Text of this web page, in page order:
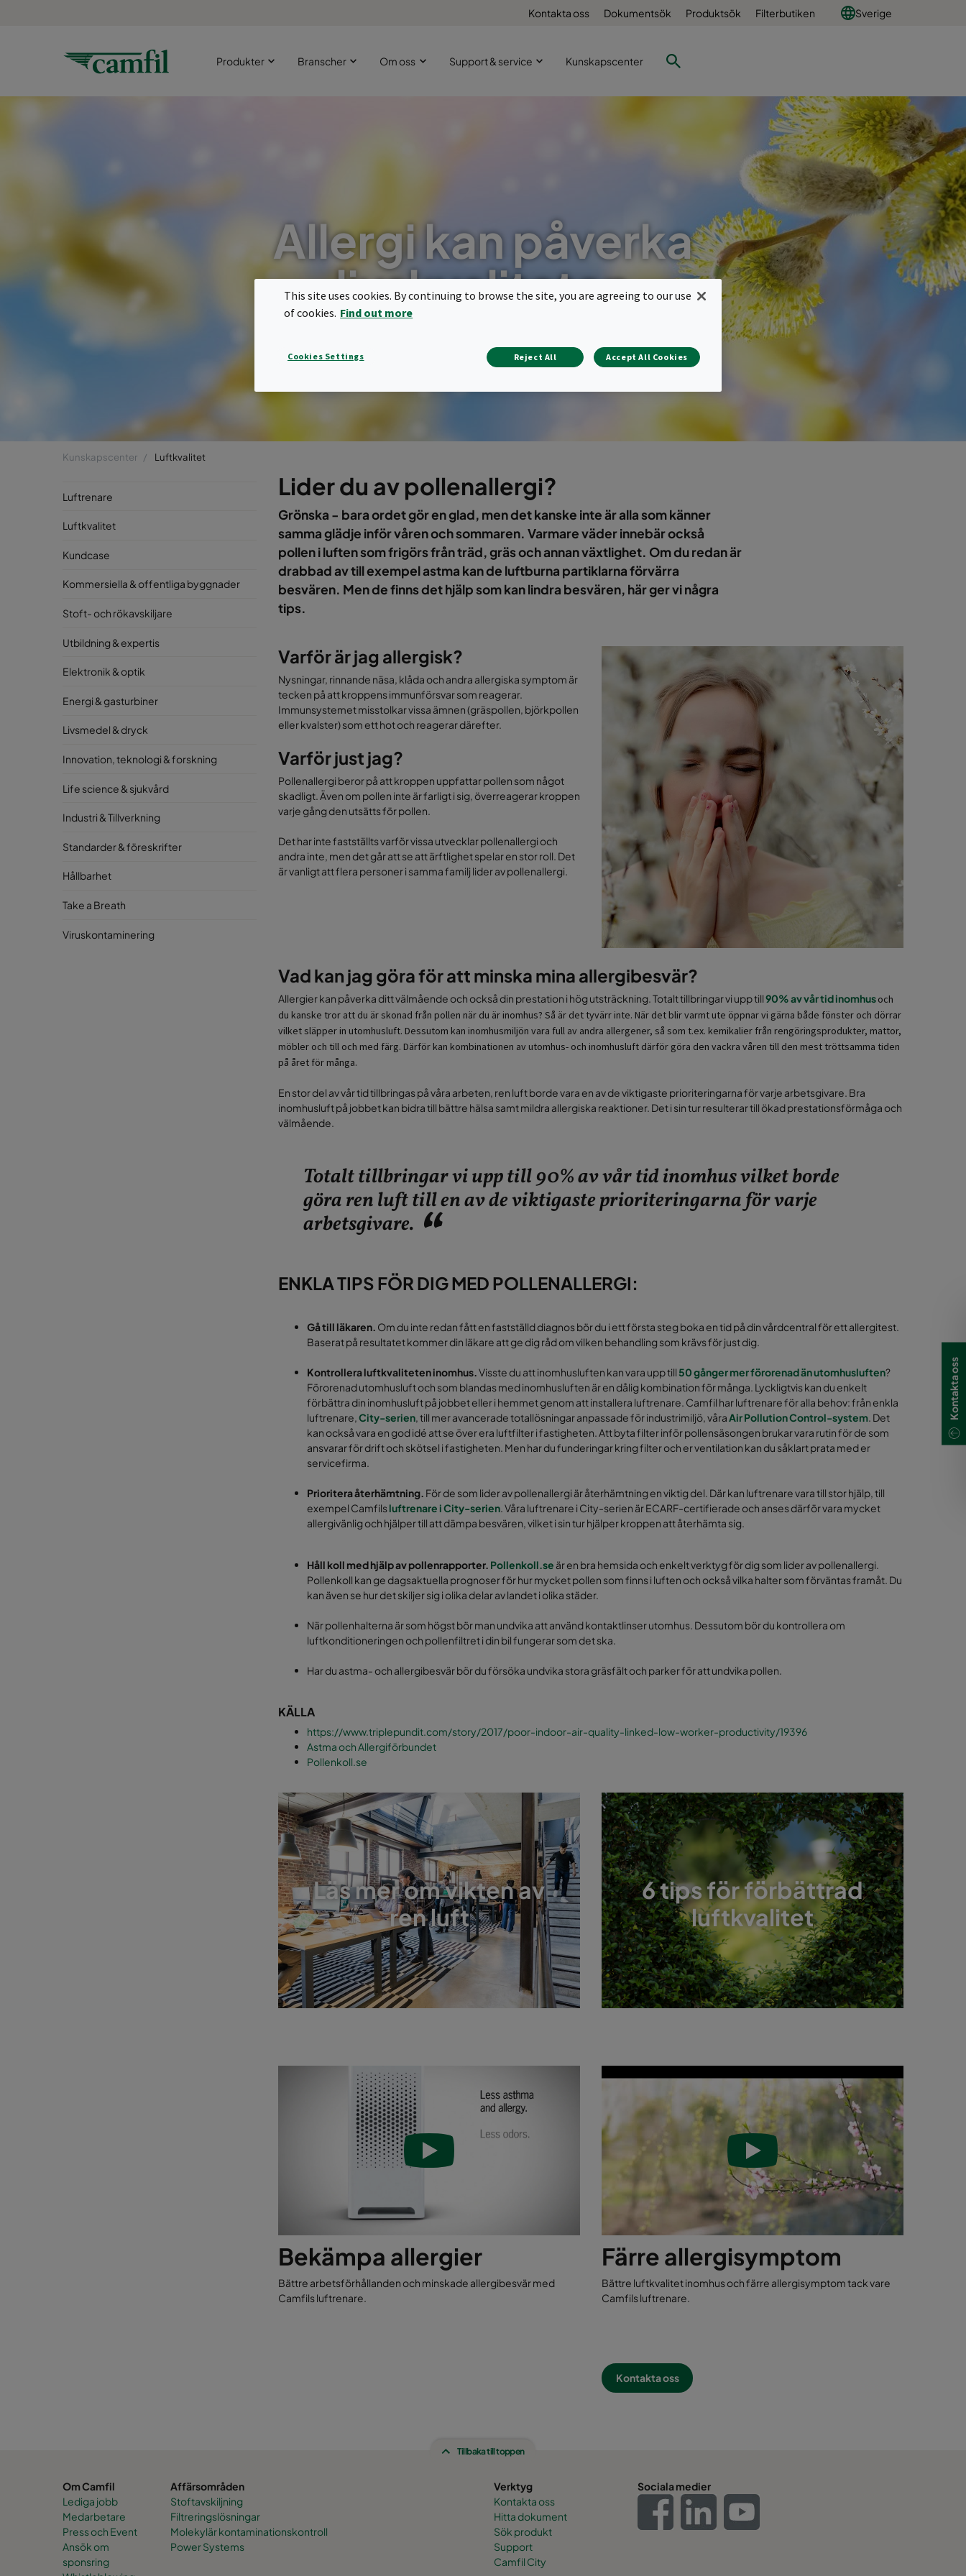
Kontakta oss Dokumentsök Produktsök Filterbutiken Sverige
Produkter Branscher Om oss Support & service Kunskapscenter
Allergi kan påverka
livskvaliteten
Kunskapscenter Luftkvalitet
Luftrenare
Luftkvalitet
Kundcase
Kommersiella & offentliga byggnader
Stoft- och rökavskiljare
Utbildning & expertis
Elektronik & optik
Energi & gasturbiner
Livsmedel & dryck
Innovation, teknologi & forskning
Life science & sjukvård
Industri & Tillverkning
Standarder & föreskrifter
Hållbarhet
Take a Breath
Viruskontaminering
Lider du av pollenallergi?
Grönska - bara ordet gör en glad, men det kanske inte är alla som känner
samma glädje inför våren och sommaren. Varmare väder innebär också
pollen i luften som frigörs från träd, gräs och annan växtlighet. Om du redan är
drabbad av till exempel astma kan de luftburna partiklarna förvärra
besvären. Men de finns det hjälp som kan lindra besvären, här ger vi några
tips.
Varför är jag allergisk?
Nysningar, rinnande näsa, klåda och andra allergiska symptom är
tecken på att kroppens immunförsvar som reagerar.
Immunsystemet misstolkar vissa ämnen (gräspollen, björkpollen
eller kvalster) som ett hot och reagerar därefter.
Varför just jag?
Pollenallergi beror på att kroppen uppfattar pollen som något
skadligt. Även om pollen inte är farligt i sig, överreagerar kroppen
varje gång den utsätts för pollen.
Det har inte fastställts varför vissa utvecklar pollenallergi och
andra inte, men det går att se att ärftlighet spelar en stor roll. Det
är vanligt att flera personer i samma familj lider av pollenallergi.
Vad kan jag göra för att minska mina allergibesvär?
Allergier kan påverka ditt välmående och också din prestation i hög utsträckning. Totalt tillbringar vi upp till90% av vår tid inomhusoch
du kanske tror att du är skonad från pollen när du är inomhus? Så är det tyvärr inte. När det blir varmt ute öppnar vi gärna både fönster och dörrar
vilket släpper in utomhusluft. Dessutom kan inomhusmiljön vara full av andra allergener, så som t.ex. kemikalier från rengöringsprodukter, mattor,
möbler och till och med färg. Därför kan kombinationen av utomhus- och inomhusluft därför göra den vackra våren till den mest tröttsamma tiden
på året för många.
En stor del av vår tid tillbringas på våra arbeten, ren luft borde vara en av de viktigaste prioriteringarna för varje arbetsgivare. Bra
inomhusluft på jobbet kan bidra till bättre hälsa samt mildra allergiska reaktioner. Det i sin tur resulterar till ökad prestationsförmåga och
välmående.
Totalt tillbringar vi upp till 90% av vår tid inomhus vilket borde
göra ren luft till en av de viktigaste prioriteringarna för varje
arbetsgivare.
ENKLA TIPS FÖR DIG MED POLLENALLERGI:
Gå till läkaren. Om du inte redan fått en fastställd diagnos bör du i ett första steg boka en tid på din vårdcentral för ett allergitest.
Baserat på resultatet kommer din läkare att ge dig råd om vilken behandling som krävs för just dig.
Kontrollera luftkvaliteten inomhus.Visste du att inomhusluften kan vara upp till 50 gånger mer förorenad än utomhusluften?
Förorenad utomhusluft och som blandas med inomhusluften är en dålig kombination för många. Lyckligtvis kan du enkelt
förbättra din inomhusluft på jobbet eller i hemmet genom att installera luftrenare. Camfil har luftrenare för alla behov: från enkla
luftrenare,City-serien, till mer avancerade totallösningar anpassade för industrimiljö, våraAir Pollution Control-system. Det
kan också vara en god idé att se över era luftfilter i fastigheten. Att byta filter inför pollensäsongen brukar vara rutin för de som
ansvarar för drift och skötsel i fastigheten. Men har du funderingar kring filter och er ventilation kan du såklart prata med er
servicefirma.
Prioritera återhämtning. För de som lider av pollenallergi är återhämtning en viktig del. Där kan luftrenare vara till stor hjälp, till
exempel Camfilsluftrenare i City-serien. Våra luftrenare i City-serien är ECARF-certifierade och anses därför vara mycket
allergivänlig och hjälper till att dämpa besvären, vilket i sin tur hjälper kroppen att återhämta sig.
Håll koll med hjälp av pollenrapporter. Pollenkoll.se är en bra hemsida och enkelt verktyg för dig som lider av pollenallergi.
Pollenkoll kan ge dagsaktuella prognoser för hur mycket pollen som finns i luften och också vilka halter som förväntas framåt. Du
kan även se hur det skiljer sig i olika delar av landet i olika städer.
När pollenhalterna är som högst bör man undvika att använd kontaktlinser utomhus. Dessutom bör du kontrollera om
luftkonditioneringen och pollenfiltret i din bil fungerar som det ska.
Har du astma- och allergibesvär bör du försöka undvika stora gräsfält och parker för att undvika pollen.
KÄLLA
https://www.triplepundit.com/story/2017/poor-indoor-air-quality-linked-low-worker-productivity/19396
Astma och Allergiförbundet
Pollenkoll.se
Läs mer om vikten av
ren luft
6 tips för förbättrad
luftkvalitet
Bekämpa allergier
Bättre arbetsförhållanden och minskade allergibesvär med
Camfils luftrenare.
Färre allergisymptom
Bättre luftkvalitet inomhus och färre allergisymptom tack vare
Camfils luftrenare.
Kontakta oss
Tillbaka till toppen
Om Camfil
Lediga jobb
Medarbetare
Press och Event
Ansök om
sponsring
Affärsområden
Stoftavskiljning
Filtreringslösningar
Molekylär kontaminationskontroll
Power Systems
Verktyg
Kontakta oss
Hitta dokument
Sök produkt
Support
Camfil City
Sociala medier
Kontakta oss
This site uses cookies. By continuing to browse the site, you are agreeing to our use
of cookies. Find out more
Cookies Settings Reject All Accept All Cookies